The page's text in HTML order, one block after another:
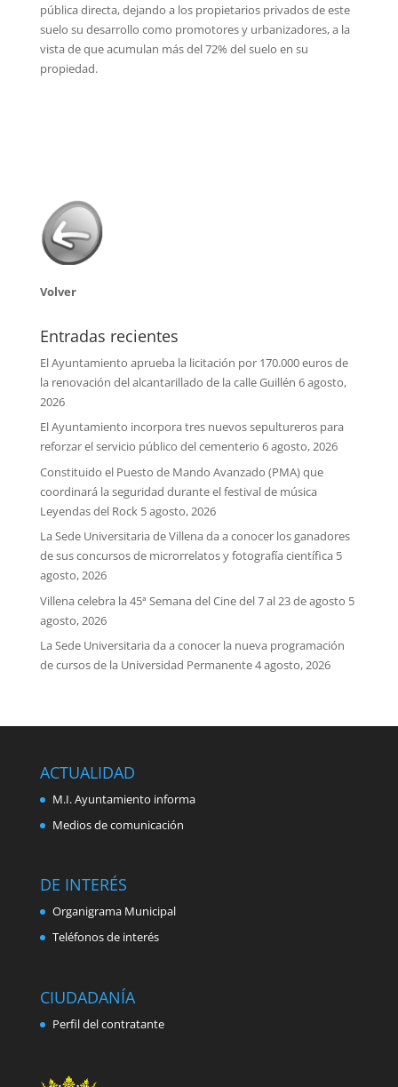
pública directa, dejando a los propietarios privados de este
suelo su desarrollo como promotores y urbanizadores, a la
vista de que acumulan más del 72% del suelo en su
propiedad.
Volver
Entradas recientes
El Ayuntamiento aprueba la licitación por 170.000 euros de
la renovación del alcantarillado de la calle Guillén 6 agosto,
2026
El Ayuntamiento incorpora tres nuevos sepultureros para
reforzar el servicio público del cementerio 6 agosto, 2026
Constituido el Puesto de Mando Avanzado (PMA) que
coordinará la seguridad durante el festival de música
Leyendas del Rock 5 agosto, 2026
La Sede Universitaria de Villena da a conocer los ganadores
de sus concursos de microrrelatos y fotografía científica 5
agosto, 2026
Villena celebra la 45ª Semana del Cine del 7 al 23 de agosto 5
agosto, 2026
La Sede Universitaria da a conocer la nueva programación
de cursos de la Universidad Permanente4 agosto, 2026
ACTUALIDAD
M.I. Ayuntamiento informa
Medios de comunicación
DE INTERÉS
Organigrama Municipal
Teléfonos de interés
CIUDADANÍA
Perfil del contratante